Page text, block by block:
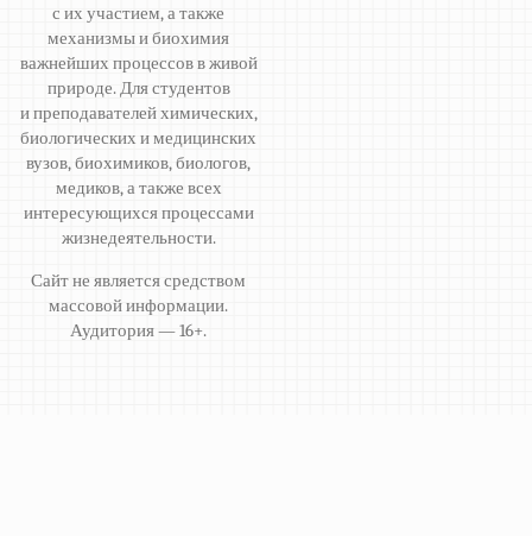
с их участием, а также
механизмы и биохимия
важнейших процессов в живой
природе. Для студентов
и преподавателей химических,
биологических и медицинских
вузов, биохимиков, биологов,
медиков, а также всех
интересующихся процессами
жизнедеятельности.
Сайт не является средством
массовой информации.
Аудитория — 16+.